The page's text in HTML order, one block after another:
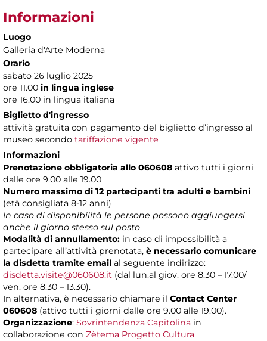
Informazioni
Luogo
Galleria d'Arte Moderna
Orario
sabato 26 luglio 2025
ore 11.00 in lingua inglese
ore 16.00 in lingua italiana
Biglietto d'ingresso
attività gratuita con pagamento del biglietto d’ingresso al
museo secondo tariffazione vigente
Informazioni
Prenotazione obbligatoria allo 060608 attivo tutti i giorni
dalle ore 9.00 alle 19.00
Numero massimo di 12 partecipanti tra adulti e bambini
(età consigliata 8-12 anni)
In caso di disponibilità le persone possono aggiungersi
anche il giorno stesso sul posto
Modalità di annullamento: in caso di impossibilità a
partecipare all’attività prenotata, è necessario comunicare
la disdetta tramite email al seguente indirizzo:
disdetta.visite@060608.it (dal lun.al giov. ore 8.30 – 17.00/
ven. ore 8.30 – 13.30).
In alternativa, è necessario chiamare il Contact Center
060608 (attivo tutti i giorni dalle ore 9.00 alle 19.00).
Organizzazione: Sovrintendenza Capitolina in
collaborazione con Zètema Progetto Cultura